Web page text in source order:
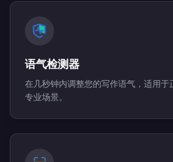
语气检测器
在几秒钟内调整您的写作语气，适用于
专业场景。